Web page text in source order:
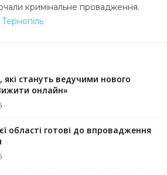
кримінальне провадження.
які стануть ведучими нового
онлайн»
області готові до впровадження